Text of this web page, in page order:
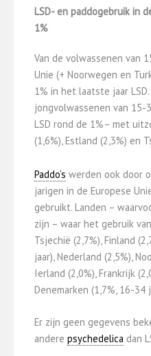
LSD- en paddogebruik in
1%
Van de volwassenen van
Unie (+ Noorwegen en
1% in het laatste jaar
jongvolwassenen van 15-
LSD rond de 1%– met
(1,6%), Estland (2,3%) en
Paddo’s werden ook door
jarigen in de Europese
gebruikt. Landen –
zijn – waar het gebruik van
Tsjechië (2,7%), Finland
jaar), Nederland (2,5%),
Ierland (2,0%), Frankrijk
Denemarken (1,7%, 16-34
Er zijn geen gegevens
andere psychedelica dan